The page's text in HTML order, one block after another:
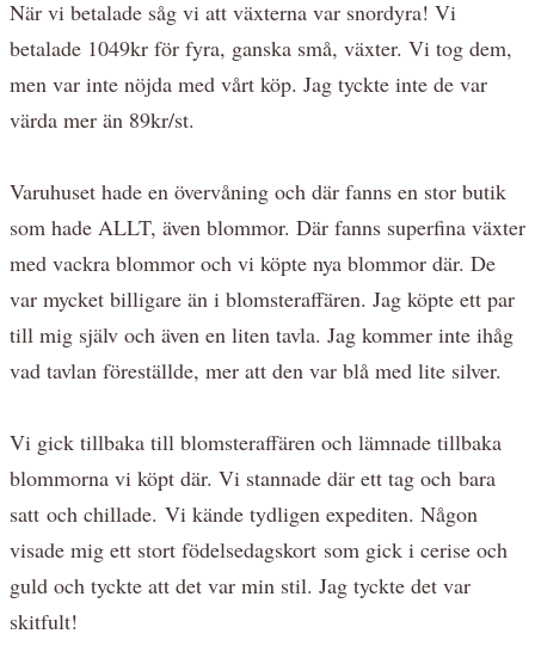
När vi betalade såg vi att växterna var snordyra! Vi
betalade 1049kr för fyra, ganska små, växter. Vi tog dem,
men var inte nöjda med vårt köp. Jag tyckte inte de var
värda mer än 89kr/st.
Varuhuset hade en övervåning och där fanns en stor butik
som hade ALLT, även blommor. Där fanns superfina växter
med vackra blommor och vi köpte nya blommor där. De
var mycket billigare än i blomsteraffären. Jag köpte ett par
till mig själv och även en liten tavla. Jag kommer inte ihåg
vad tavlan föreställde, mer att den var blå med lite silver.
Vi gick tillbaka till blomsteraffären och lämnade tillbaka
blommorna vi köpt där. Vi stannade där ett tag och bara
satt och chillade. Vi kände tydligen expediten. Någon
visade mig ett stort födelsedagskort som gick i cerise och
guld och tyckte att det var min stil. Jag tyckte det var
skitfult!